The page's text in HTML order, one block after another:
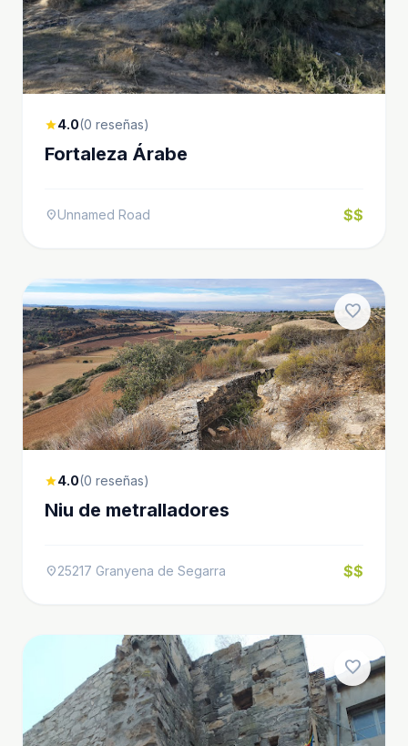
star4.0(0 reseñas)
Fortaleza Árabe
location_onUnnamed Road $$
favorite
star4.0(0 reseñas)
Niu de metralladores
location_on25217 Granyena de Segarra $$
favorite